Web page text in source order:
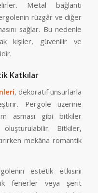
Metal bağlantı
rüzgâr ve diğer
sağlar. Bu nedenle
kişiler, güvenilir ve
Katkılar
, dekoratif unsurlarla
Pergole üzerine
asması gibi bitkiler
Bitkiler,
mekâna romantik
estetik etkisini
fenerler veya şerit